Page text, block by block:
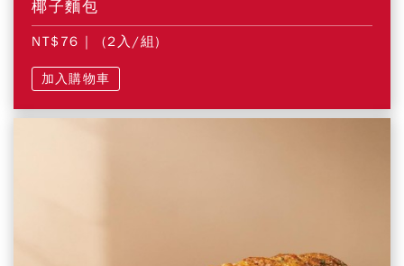
椰子麵包
NT$76 | (2入/組)
加入購物車